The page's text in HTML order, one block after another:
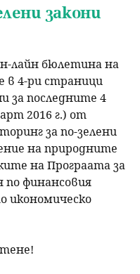
закони
лайн бюлетина на
в 4-ри страници
за последните 4
2016 г.) от
за по-зелени
на природните
на Програата за
по финансовия
икономическо